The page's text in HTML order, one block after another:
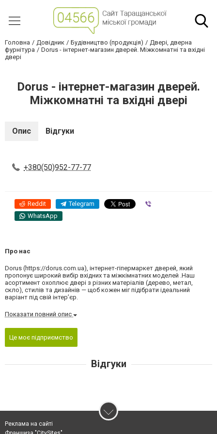
Головна Довідник Будівництво (продукція)
Двері, дверна
фурнітура
Dorus - інтернет-магазин дверей. Міжкомнатні та вхідні
двері
Dorus - інтернет-магазин дверей.
Міжкомнатні та вхідні двері
Опис Відгуки
+380(50)952-77-77
Reddit Telegram
WhatsApp
Про нас
Dorus (https://dorus.com.ua), інтернет-гіпермаркет дверей, який
пропонує широкий вибір вхідних та міжкімнатних моделей .Наш
асортимент охоплює двері з різних матеріалів (дерево, метал,
скло), стилів та дизайнів — щоб кожен міг підібрати ідеальний
варіант під свій інтер’єр.
Показати повний опис
Це моє підприємство
Відгуки
Реклама на сайті